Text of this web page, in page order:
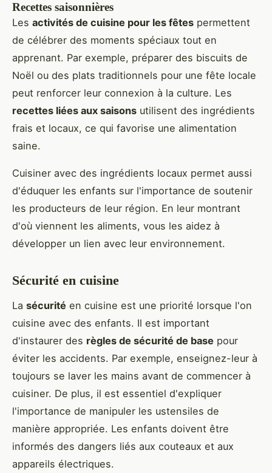
Recettes saisonnières
Les activités de cuisine pour les fêtes permettent
de célébrer des moments spéciaux tout en
apprenant. Par exemple, préparer des biscuits de
Noël ou des plats traditionnels pour une fête locale
peut renforcer leur connexion à la culture. Les
recettes liées aux saisons utilisent des ingrédients
frais et locaux, ce qui favorise une alimentation
saine.
Cuisiner avec des ingrédients locaux permet aussi
d'éduquer les enfants sur l'importance de soutenir
les producteurs de leur région. En leur montrant
d'où viennent les aliments, vous les aidez à
développer un lien avec leur environnement.
Sécurité en cuisine
La sécurité en cuisine est une priorité lorsque l'on
cuisine avec des enfants. Il est important
d'instaurer des règles de sécurité de base pour
éviter les accidents. Par exemple, enseignez-leur à
toujours se laver les mains avant de commencer à
cuisiner. De plus, il est essentiel d'expliquer
l'importance de manipuler les ustensiles de
manière appropriée. Les enfants doivent être
informés des dangers liés aux couteaux et aux
appareils électriques.